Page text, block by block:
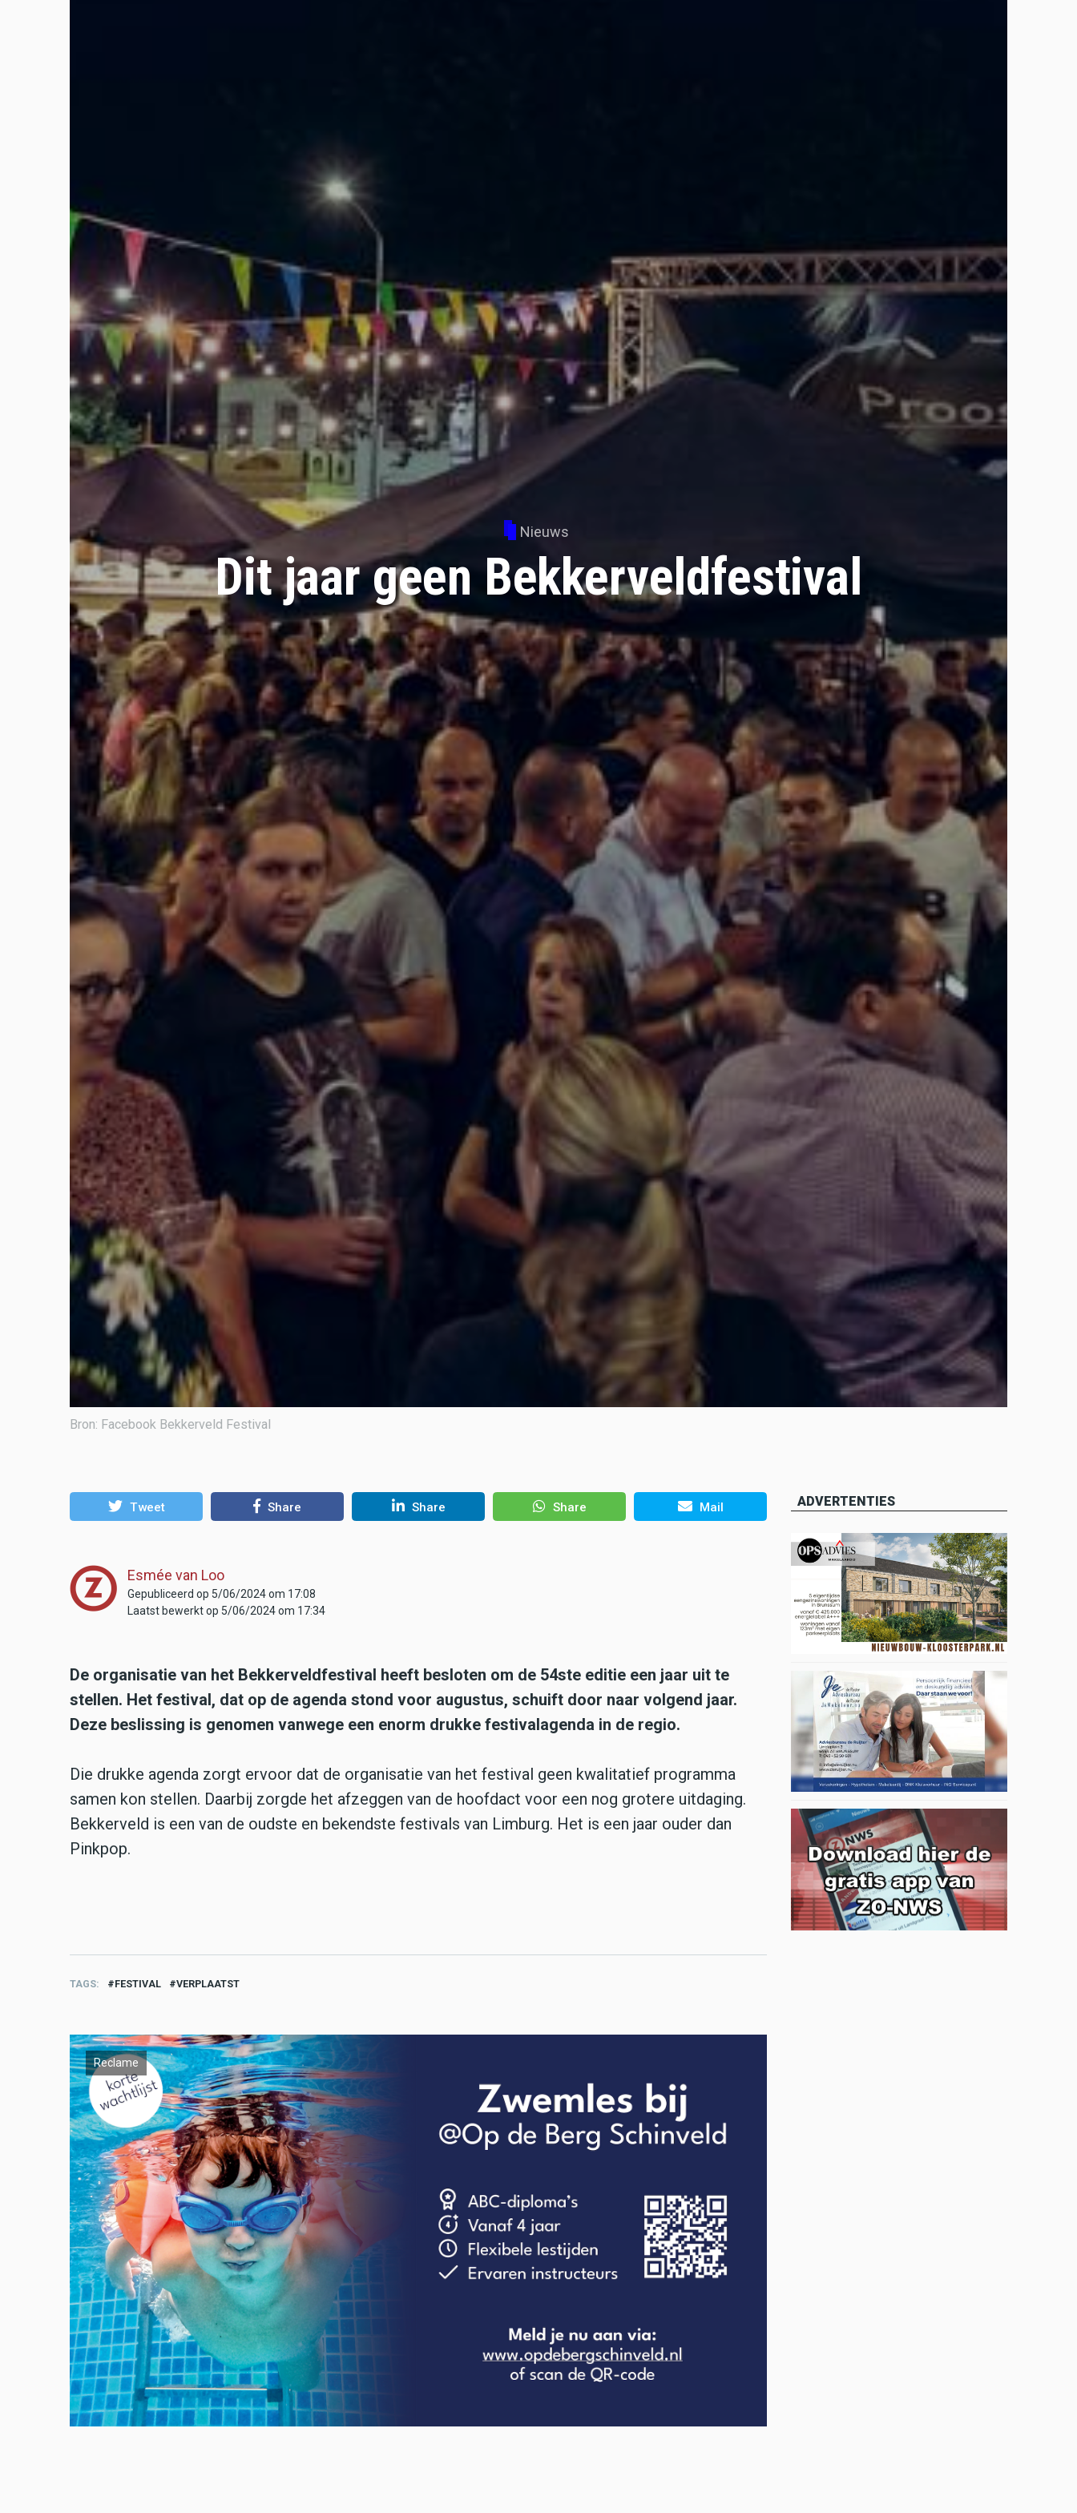
Nieuws
Dit jaar geen Bekkerveldfestival
Bron: Facebook Bekkerveld Festival
Tweet Share Share Share Mail
Esmée van Loo
Gepubliceerd op 5/06/2024 om 17:08
Laatst bewerkt op 5/06/2024 om 17:34
De organisatie van het Bekkerveldfestival heeft besloten om de 54ste editie een jaar uit te
stellen. Het festival, dat op de agenda stond voor augustus, schuift door naar volgend jaar.
Deze beslissing is genomen vanwege een enorm drukke festivalagenda in de regio.
Die drukke agenda zorgt ervoor dat de organisatie van het festival geen kwalitatief programma
samen kon stellen. Daarbij zorgde het afzeggen van de hoofdact voor een nog grotere uitdaging.
Bekkerveld is een van de oudste en bekendste festivals van Limburg. Het is een jaar ouder dan
Pinkpop.
TAGS FESTIVAL VERPLAATST
Reclame
ADVERTENTIES